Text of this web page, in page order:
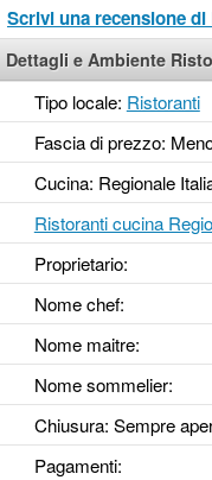
Scrivi una recensione
Dettagli e Ambiente
Tipo locale: Ristoranti
Fascia di prezzo:
Cucina: Regionale
Ristoranti cucina
Proprietario:
Nome chef:
Nome maitre:
Nome sommelier:
Chiusura: Sempre
Pagamenti: